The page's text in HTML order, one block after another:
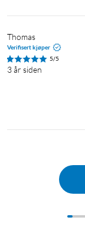
Thomas
Verifisert kjøper
5/5
3 år siden